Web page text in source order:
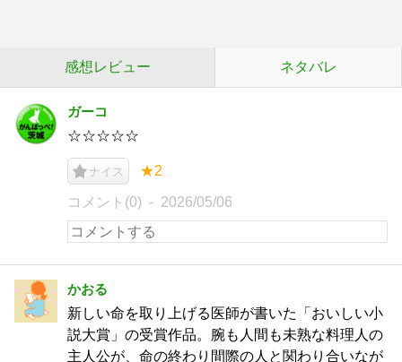
感想レビュー ネタバレ
ガーコ
☆☆☆☆☆
ナイス ★2
コメント(0) 2026/05/06
かおる
新しい命を取り上げる医師が書いた「おいしい小
説大賞」の受賞作品。腕も人間も未熟な料理人の
主人公が、命の終わり間際の人と関わり合いなが